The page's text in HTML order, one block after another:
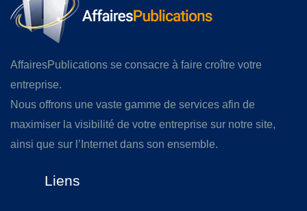
AffairesPublications se consacre à faire croître votre
entreprise.
Nous offrons une vaste gamme de services afin de
maximiser la visibilité de votre entreprise sur notre site,
ainsi que sur l’Internet dans son ensemble.
Liens